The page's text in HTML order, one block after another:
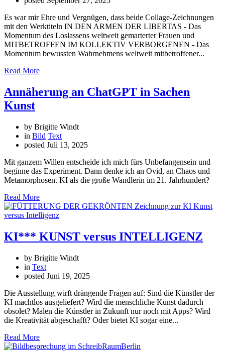
Es war mir Ehre und Vergnügen, dass beide Collage-Zeichnungen
mit den Werktiteln IN DEN ARMEN DER LIBERTAS - Das
Momentum des Loslassens weltweit gemarterter Frauen und
MITBETROFFEN IM KOLLEKTIV VERBORGENEN - Das
Momentum bewussten Wahrnehmens weltweit mitbetroffener...
Read More
Annäherung an ChatGPT in Sachen
Kunst
by Brigitte Windt
in Bild Text
posted Juli 13, 2025
Mit ganzem Willen entscheide ich mich fürs Unbefangensein und
beginne das Experiment. Dann denke ich an Ovid, an Chaos und
Metamorphosen. KI als die große Wandlerin im 21. Jahrhundert?
Read More
KI*** KUNST versus INTELLIGENZ
by Brigitte Windt
in Text
posted Juni 19, 2025
Die Ausstellung wirft drängende Fragen auf: Sind die Künstler der
KI machtlos ausgeliefert? Wird die menschliche Kunst dadurch
obsolet? Malen die Künstler in Zukunft nur noch mit Apps? Wird
die Kreativität abgeschafft? Oder bietet KI sogar eine...
Read More